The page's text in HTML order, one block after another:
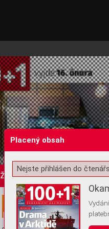
Žádost o souhlas s
Placený obsah
Nejste přihlášen do